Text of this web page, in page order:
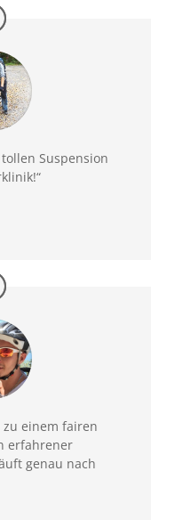
Suspension
zu einem fairen
erfahrener
genau nach